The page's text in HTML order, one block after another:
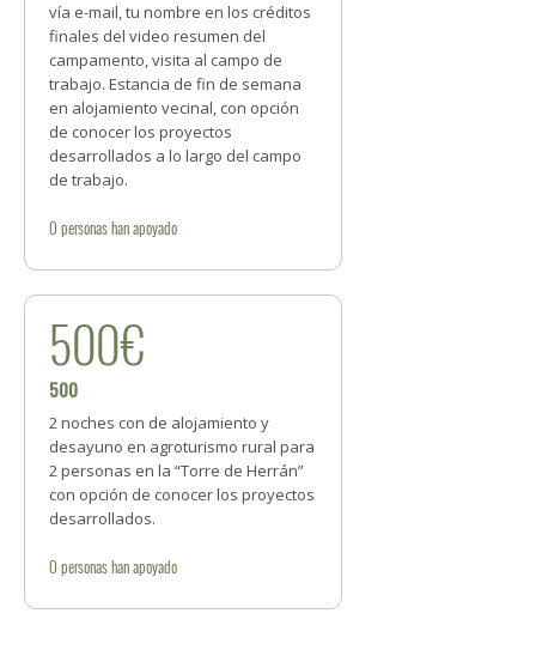
vía e-mail, tu nombre en los créditos
finales del video resumen del
campamento, visita al campo de
trabajo. Estancia de fin de semana
en alojamiento vecinal, con opción
de conocer los proyectos
desarrollados a lo largo del campo
de trabajo.
0 personashan apoyado
500€
500
2 noches con de alojamiento y
desayuno en agroturismo rural para
2 personas en la “Torre de Herrán”
con opción de conocer los proyectos
desarrollados.
0 personashan apoyado